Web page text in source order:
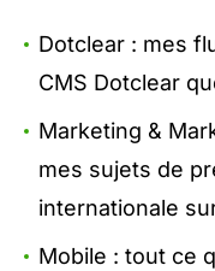
Dotclear : mes
CMS Dotclear
Marketing &
mes sujets de
internationale
Mobile : tout ce